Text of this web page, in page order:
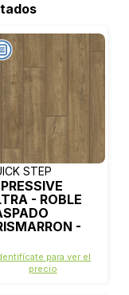
STEP
- ROBLE
-
para ver el
precio